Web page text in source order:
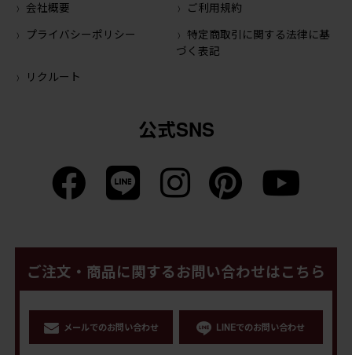
会社概要
ご利用規約
プライバシーポリシー
特定商取引に関する法律に基
づく表記
リクルート
公式SNS
ご注文・商品に関するお問い合わせはこちら
メールでのお問い合わせ LINEでのお問い合わせ